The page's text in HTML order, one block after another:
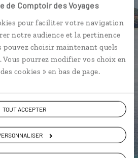
de Comptoir des Voyages
pour faciliter votre navigation
notre audience et la pertinence
pouvez choisir maintenant quels
Vous pourrez modifier vos choix en
cookies » en bas de page.
TOUT ACCEPTER
Cécile,
spécialiste Mayotte
demandez conseils à nos
votre itinéraire au plus
et de la réalité du pays.
à face ou depuis nos studios
mais aussi par email ou